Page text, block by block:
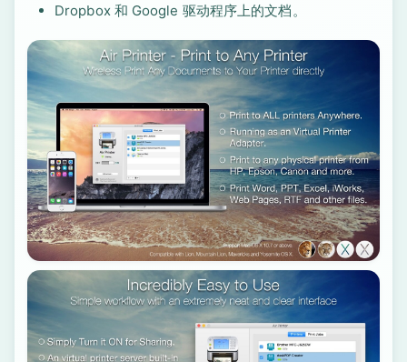
Dropbox 和 Google 驱动程序上的文档。